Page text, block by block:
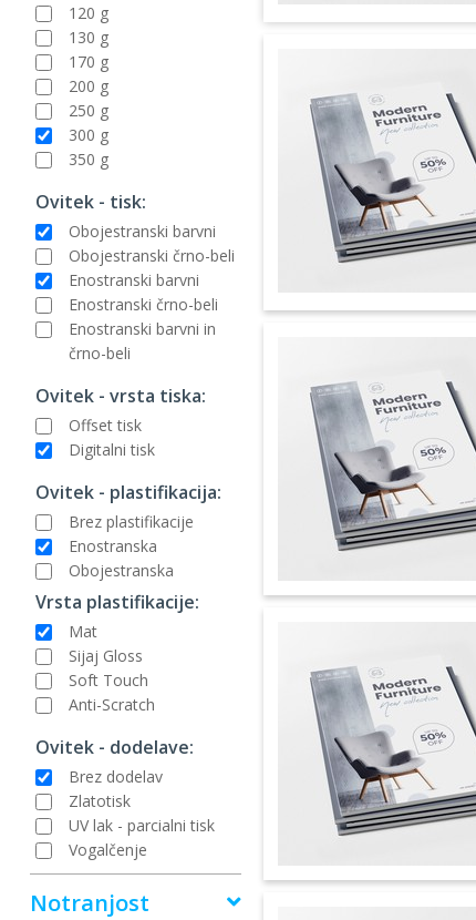
120 g
130 g
170 g
200 g
250 g
300 g
350 g
Ovitek - tisk:
Obojestranski barvni
Obojestranski črno-beli
Enostranski barvni
Enostranski črno-beli
Enostranski barvni in
črno-beli
Ovitek - vrsta tiska:
Offset tisk
Digitalni tisk
Ovitek - plastifikacija:
Brez plastifikacije
Enostranska
Obojestranska
Vrsta plastifikacije:
Mat
Sijaj Gloss
Soft Touch
Anti-Scratch
Ovitek - dodelave:
Brez dodelav
Zlatotisk
UV lak - parcialni tisk
Vogalčenje
Notranjost